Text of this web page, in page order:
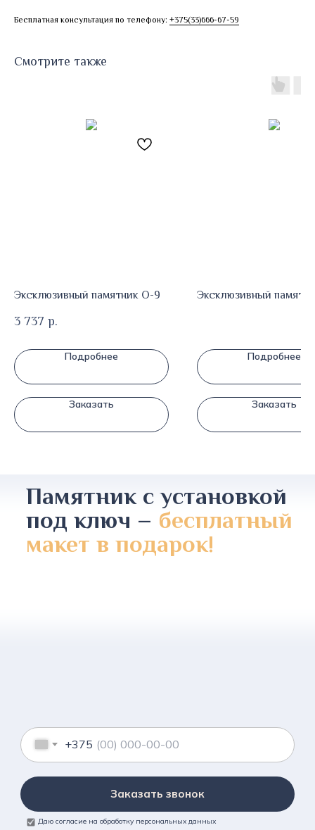
Бесплатная консультация по телефону: +375(33)666-67-59
Смотрите также
Эксклюзивный памятник О-9
3 737 р.
Подробнее
Заказать
Эксклюзивный
Подробнее
Заказать
Памятник с установкой
под ключ – бесплатный
макет в подарок!
+375
Заказать звонок
Даю согласие на обработку персональных данных